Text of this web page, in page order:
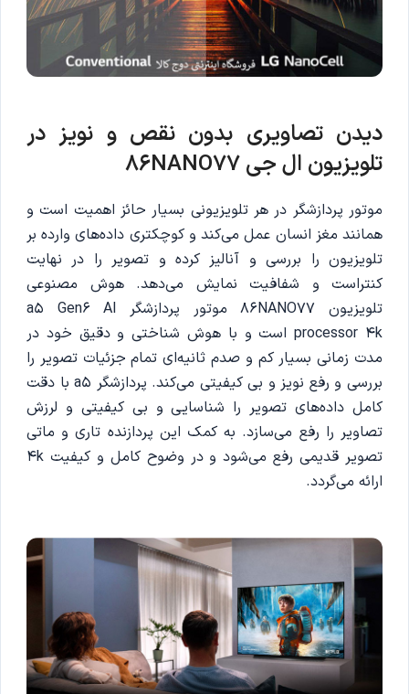
دیدن تصاویری بدون نقص و نویز در
تلویزیون ال جی 86NANO77
موتور پردازشگر در هر تلویزیونی بسیار حائز اهمیت است و
همانند مغز انسان عمل می‌کند و کوچکتری داده‌های وارده بر
تلویزیون را بررسی و آنالیز کرده و تصویر را در نهایت
کنتراست و شفافیت نمایش می‌دهد. هوش مصنوعی
تلویزیون‌ 86NANO77 موتور پردازشگر a5 Gen6 Al
processor 4k است و با هوش شناختی و دقیق خود در
مدت زمانی بسیار کم و صدم ثانیه‌ای تمام جزئیات تصویر را
بررسی و رفع نویز و بی کیفیتی می‌کند. پردازشگر a5 با دقت
کامل داده‌های تصویر را شناسایی و بی کیفیتی و لرزش
تصاویر را رفع می‌سازد. به کمک این پردازنده تاری و ماتی
تصویر قدیمی رفع می‌شود و در وضوح کامل و کیفیت 4k
ارائه می‌گردد.